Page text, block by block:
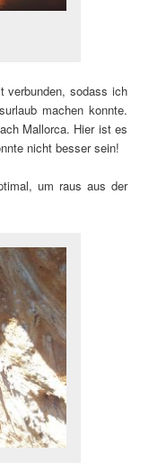
verbunden, sodass ich
machen konnte.
Mallorca. Hier ist es
nicht besser sein!
um raus aus der